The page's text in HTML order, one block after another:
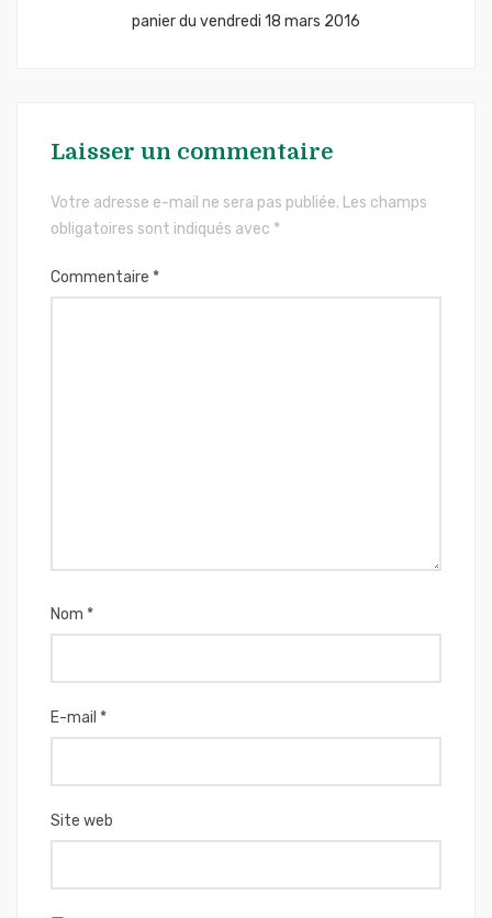
panier du vendredi 18 mars 2016
Laisser un commentaire
Votre adresse e-mail ne sera pas publiée. Les champs
obligatoires sont indiqués avec *
Commentaire *
Nom *
E-mail *
Site web